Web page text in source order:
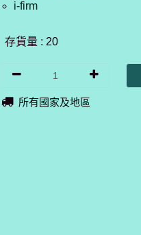
i-firm
存貨量 : 20
所有國家及地區